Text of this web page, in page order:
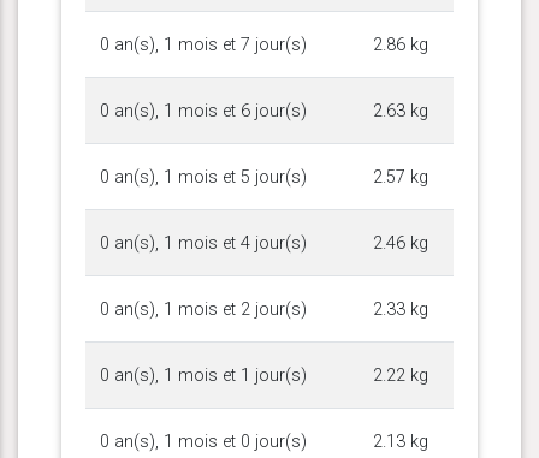
0 an(s), 1 mois et 7 jour(s) 2.86 kg
0 an(s), 1 mois et 6 jour(s) 2.63 kg
0 an(s), 1 mois et 5 jour(s) 2.57 kg
0 an(s), 1 mois et 4 jour(s) 2.46 kg
0 an(s), 1 mois et 2 jour(s) 2.33 kg
0 an(s), 1 mois et 1 jour(s) 2.22 kg
0 an(s), 1 mois et 0 jour(s) 2.13 kg